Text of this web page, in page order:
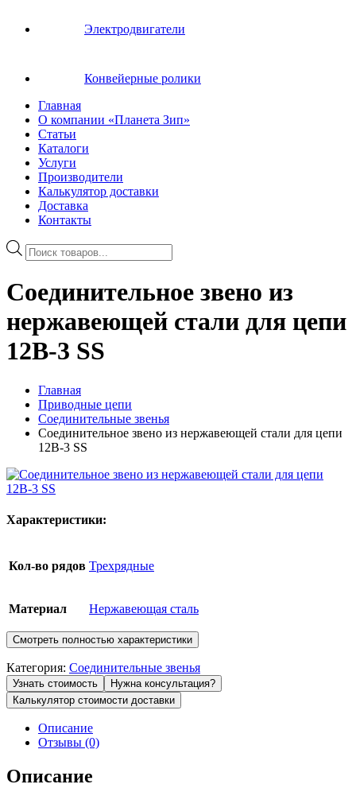
Электродвигатели
Конвейерные ролики
Главная
О компании «Планета Зип»
Статьи
Каталоги
Услуги
Производители
Калькулятор доставки
Доставка
Контакты
Поиск
товаров
Соединительное звено из
нержавеющей стали для цепи
12B-3 SS
Главная
Приводные цепи
Соединительные звенья
Соединительное звено из нержавеющей стали для цепи
12B-3 SS
Характеристики:
Кол-во рядов Трехрядные
Материал Нержавеющая сталь
Смотреть полностью характеристики
Категория: Соединительные звенья
Узнать стоимость
Нужна консультация?
Калькулятор стоимости доставки
Описание
Отзывы (0)
Описание